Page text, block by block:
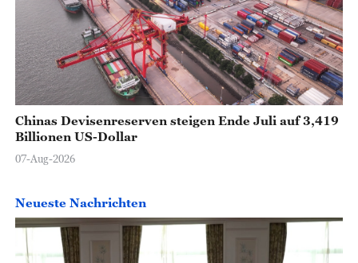
Chinas Devisenreserven steigen Ende Juli auf 3,419
Billionen US-Dollar
07-Aug-2026
Neueste Nachrichten